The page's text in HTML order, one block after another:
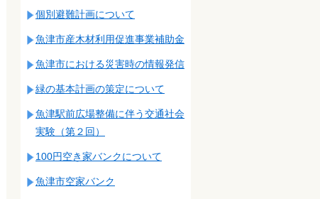
個別避難計画について
魚津市産木材利用促進事業補助金
魚津市における災害時の情報発信
緑の基本計画の策定について
魚津駅前広場整備に伴う交通社会
実験（第２回）
100円空き家バンクについて
魚津市空家バンク